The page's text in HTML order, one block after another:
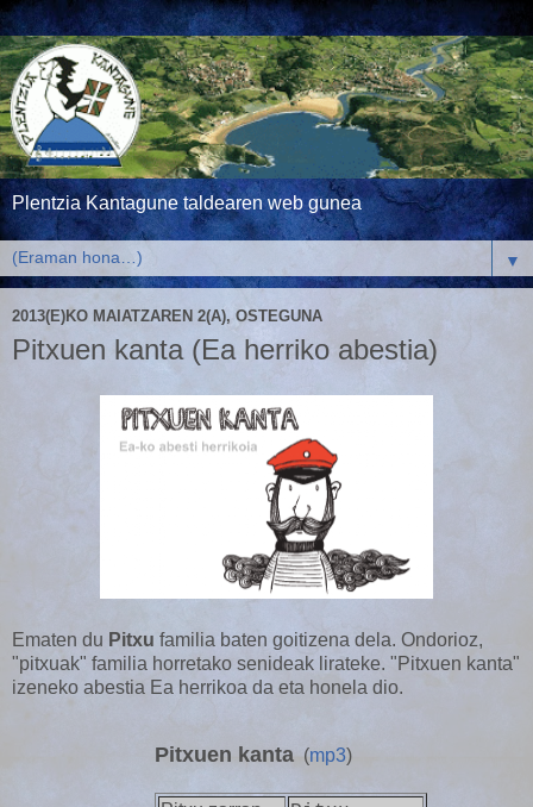
Plentzia Kantagune taldearen web gunea
▼
2013(E)KO MAIATZAREN 2(A), OSTEGUNA
Pitxuen kanta (Ea herriko abestia)
Ematen du Pitxu familia baten goitizena dela. Ondorioz,
"pitxuak" familia horretako senideak lirateke. "Pitxuen kanta"
izeneko abestia Ea herrikoa da eta honela dio.
Pitxuen kanta(mp3)